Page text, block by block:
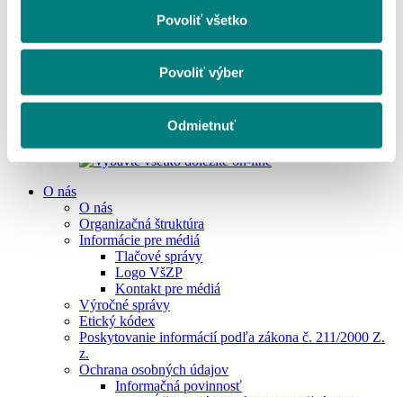
Povoliť všetko
Povoliť výber
Odmietnuť
Podanie návrhu na kúpeľnú starostlivosť cez
Kontakt pre poskytovateľov zdravotnej starostlivosti
Osoby podľa zákona č. 580/2004 Z.z. §9 a §11
MenuBanner
O nás
O nás
Organizačná štruktúra
Informácie pre médiá
Tlačové správy
Logo VšZP
Kontakt pre médiá
Výročné správy
Etický kódex
Poskytovanie informácií podľa zákona č. 211/2000 Z.
z.
Ochrana osobných údajov
Informačná povinnosť